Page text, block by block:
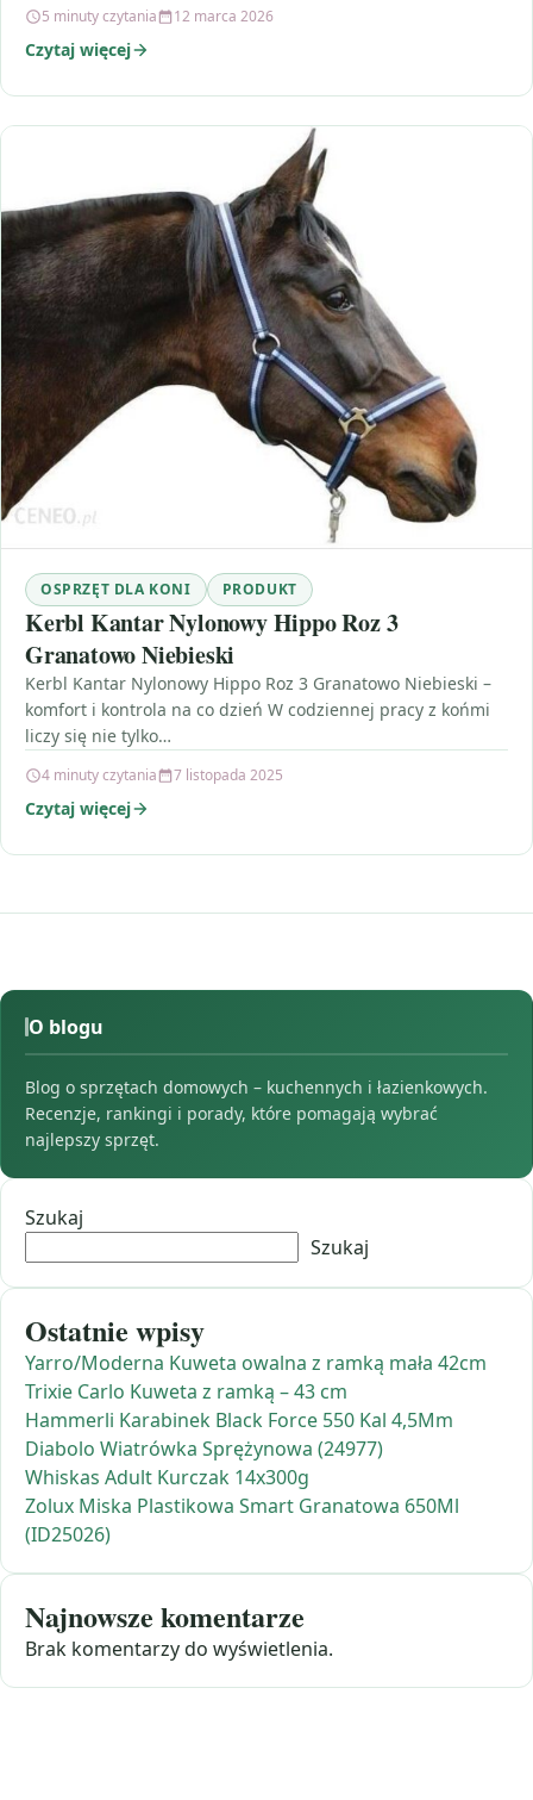
5 minuty czytania 12 marca 2026
Czytaj więcej
OSPRZĘT DLA KONI PRODUKT
Kerbl Kantar Nylonowy Hippo Roz 3
Granatowo Niebieski
Kerbl Kantar Nylonowy Hippo Roz 3 Granatowo Niebieski –
komfort i kontrola na co dzień W codziennej pracy z końmi
liczy się nie tylko…
4 minuty czytania 7 listopada 2025
Czytaj więcej
O blogu
Blog o sprzętach domowych – kuchennych i łazienkowych.
Recenzje, rankingi i porady, które pomagają wybrać
najlepszy sprzęt.
Szukaj
Szukaj
Ostatnie wpisy
Yarro/Moderna Kuweta owalna z ramką mała 42cm
Trixie Carlo Kuweta z ramką – 43 cm
Hammerli Karabinek Black Force 550 Kal 4,5Mm
Diabolo Wiatrówka Sprężynowa (24977)
Whiskas Adult Kurczak 14x300g
Zolux Miska Plastikowa Smart Granatowa 650Ml
(ID25026)
Najnowsze komentarze
Brak komentarzy do wyświetlenia.